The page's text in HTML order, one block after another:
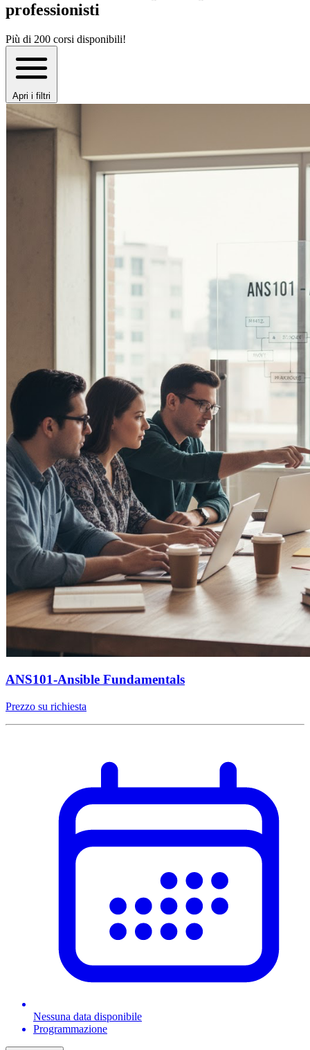
professionisti
Più di 200 corsi disponibili!
Apri i filtri
ANS101-Ansible Fundamentals
Prezzo su richiesta
Nessuna data disponibile
Programmazione